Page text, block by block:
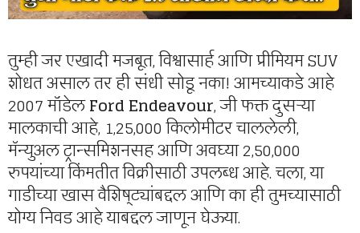
तुम्ही जर एखादी मजबूत, विश्वासार्ह आणि प्रीमियम SUV
शोधत असाल तर ही संधी सोडू नका! आमच्याकडे आहे
2007 मॉडेलFord Endeavour, जी फक्त दुसऱ्या
मालकाची आहे, 1,25,000 किलोमीटर चाललेली,
मॅन्युअल ट्रान्समिशनसह आणि अवघ्या 2,50,000
रुपयांच्या किंमतीत विक्रीसाठी उपलब्ध आहे. चला, या
गाडीच्या खास वैशिष्ट्यांबद्दल आणि का ही तुमच्यासाठी
योग्य निवड आहे याबद्दल जाणून घेऊया.